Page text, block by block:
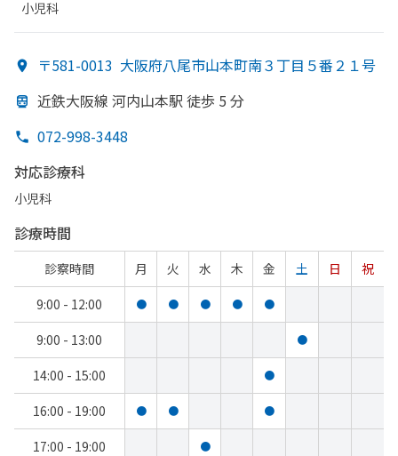
小児科
〒581-0013 大阪府八尾市山本町南３丁目５番２１号
近鉄大阪線 河内山本駅 徒歩 5 分
072-998-3448
対応診療科
小児科
診療時間
診察時間 月 火 水 木 金 土 日
祝
9:00 - 12:00
● ● ● ● ●
9:00 - 13:00 ●
14:00 - 15:00 ●
16:00 - 19:00 ● ● ●
17:00 - 19:00 ●